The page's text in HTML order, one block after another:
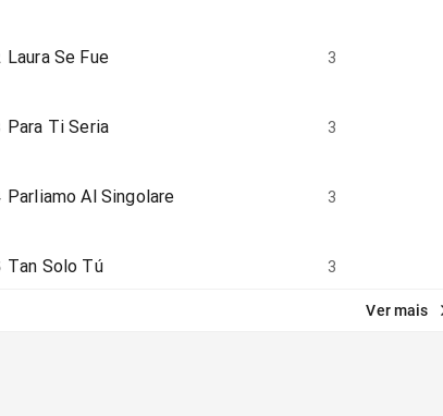
Laura Se Fue 3
Para Ti Seria 3
Parliamo Al Singolare 3
Tan Solo Tú 3
Ver mais